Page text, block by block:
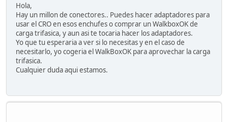
Hola,
Hay un millon de conectores.. Puedes hacer adaptadores para
usar el CRO en esos enchufes o comprar un WalkboxOK de
carga trifasica, y aun asi te tocaria hacer los adaptadores.
Yo que tu esperaria a ver si lo necesitas y en el caso de
necesitarlo, yo cogeria el WalkBoxOK para aprovechar la carga
trifasica.
Cualquier duda aqui estamos.